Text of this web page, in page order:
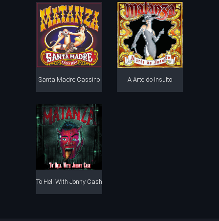
Santa Madre Cassino A Arte do Insulto
To Hell With Jonny Cash